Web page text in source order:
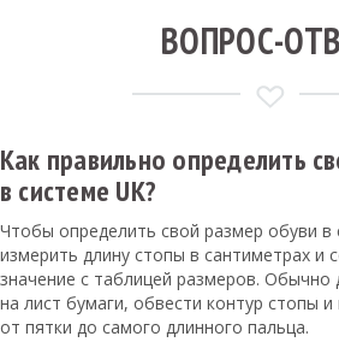
ВОПРОС-
Как правильно определить
в системе UK?
Чтобы определить свой размер обуви в
измерить длину стопы в сантиметрах и
значение с таблицей размеров. Обычно
на лист бумаги, обвести контур стопы
от пятки до самого длинного пальца.